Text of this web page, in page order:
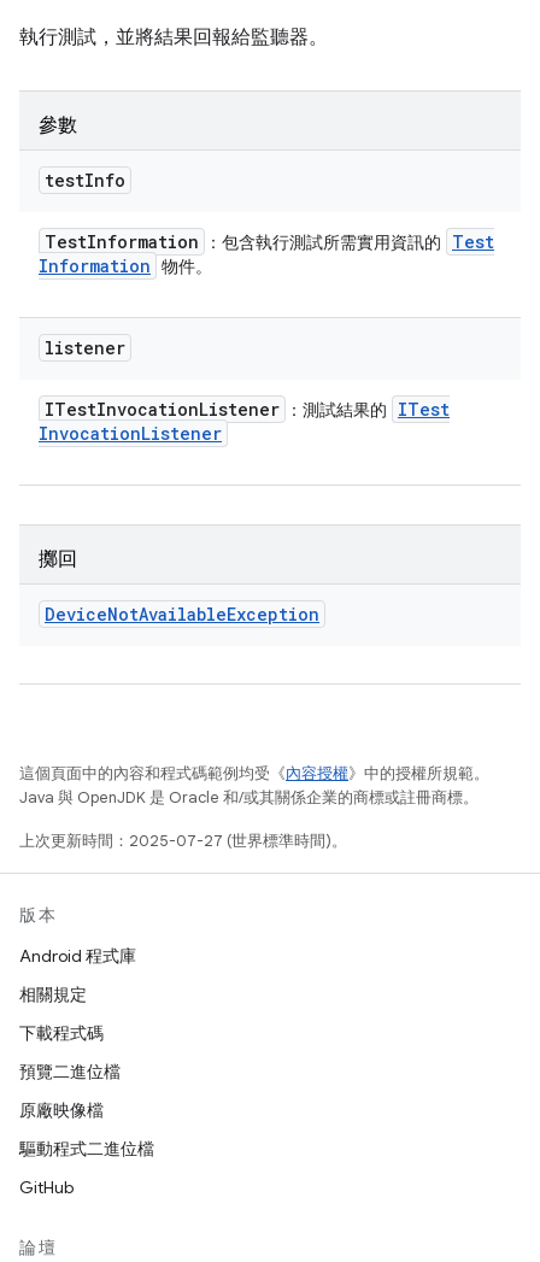
執行測試，並將結果回報給監聽器。
參數
testInfo
TestInformation ：包含執行測試所需實用資訊的
Test
Information 物件。
listener
ITestInvocationListener ：測試結果的
ITest
InvocationListener
擲回
DeviceNotAvailableException
這個頁面中的內容和程式碼範例均受《內容授權》中的授權所規範。
Java 與 OpenJDK 是 Oracle 和/或其關係企業的商標或註冊商標。
上次更新時間：2025-07-27 (世界標準時間)。
版本
Android 程式庫
相關規定
下載程式碼
預覽二進位檔
原廠映像檔
驅動程式二進位檔
GitHub
論壇